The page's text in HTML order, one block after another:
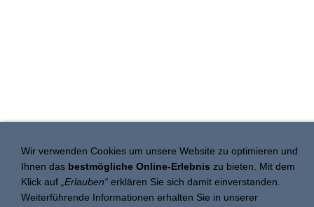
Wir verwenden Cookies um unsere Website zu optimieren und
Ihnen das bestmögliche Online-Erlebnis zu bieten. Mit dem
Klick auf „Erlauben“ erklären Sie sich damit einverstanden.
Weiterführende Informationen erhalten Sie in unserer